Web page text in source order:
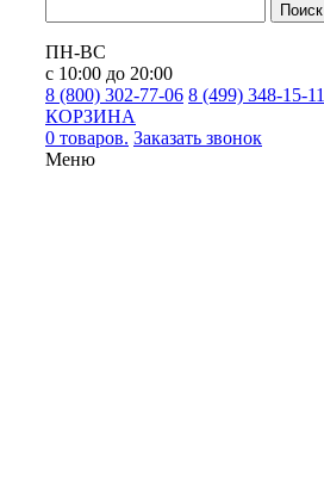
Поиск
ПН-ВС
с 10:00 до 20:00
8 (800) 302-77-06 8 (499) 348-15-11
КОРЗИНА
0 товаров. Заказать звонок
Меню